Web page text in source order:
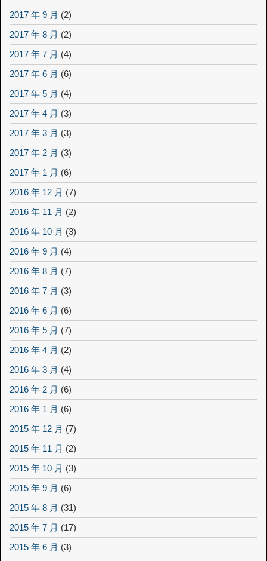
2017 年 9 月 (2)
2017 年 8 月 (2)
2017 年 7 月 (4)
2017 年 6 月 (6)
2017 年 5 月 (4)
2017 年 4 月 (3)
2017 年 3 月 (3)
2017 年 2 月 (3)
2017 年 1 月 (6)
2016 年 12 月 (7)
2016 年 11 月 (2)
2016 年 10 月 (3)
2016 年 9 月 (4)
2016 年 8 月 (7)
2016 年 7 月 (3)
2016 年 6 月 (6)
2016 年 5 月 (7)
2016 年 4 月 (2)
2016 年 3 月 (4)
2016 年 2 月 (6)
2016 年 1 月 (6)
2015 年 12 月 (7)
2015 年 11 月 (2)
2015 年 10 月 (3)
2015 年 9 月 (6)
2015 年 8 月 (31)
2015 年 7 月 (17)
2015 年 6 月 (3)